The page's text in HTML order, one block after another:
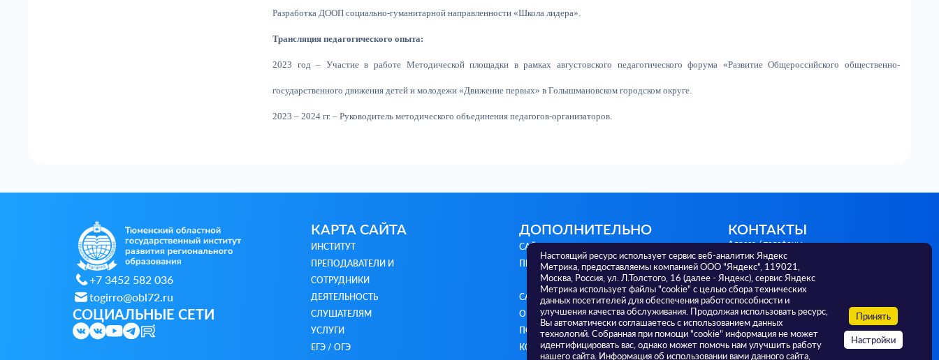
Разработка ДООП социально-гуманитарной направленности «Школа лидера».
Трансляция педагогического опыта:
2023 год – Участие в работе Методической площадки в рамках августовского педагогического форума «Развитие Общероссийского общественно-
государственного движения детей и молодежи «Движение первых» в Голышмановском городском округе.
2023 – 2024 гг. – Руководитель методического объединения педагогов-организаторов.
+7 3452 582 036
togirro@obl72.ru
СОЦИАЛЬНЫЕ СЕТИ
КАРТА САЙТА
ИНСТИТУТ
ПРЕПОДАВАТЕЛИ И
СОТРУДНИКИ
ДЕЯТЕЛЬНОСТЬ
СЛУШАТЕЛЯМ
УСЛУГИ
ЕГЭ / ОГЭ
ДОПОЛНИТЕЛЬНО
САЙТ МИНИСТЕРСТВА
ПРОСВЕЩЕНИЯ РФ
САЙТ МИНИСТЕРСТВА
ОБРАЗОВАНИЯ И НАУКИ РФ
ПОЛИТИКА
КОНФИДЕНЦИАЛЬНОСТИ
КОНТАКТЫ
Адреса / телефоны
г. Тюмень, ул. Советская 56,
625000; +7 3452 582 036
г. Тюмень, ул. Малыгина, 73,
625000; +7 3452 393 174
г. Тюмень, ул. Ленина, 69А, 625000;
+7 3452 638 116
Настоящий ресурс использует сервис веб-аналитик Яндекс
Метрика, предоставляемы компанией ООО "Яндекс", 119021,
Москва, Россия, ул. Л.Толстого, 16 (далее - Яндекс), сервис Яндекс
Метрика использует файлы "cookie" с целью сбора технических
данных посетителей для обеспечения работоспособности и
улучшения качества обслуживания. Продолжая использовать ресурс,
Вы автоматически соглашаетесь с использованием данных
технологий. Собранная при помощи "cookie" информация не может
идентифицировать вас, однако может помочь нам улучшить работу
нашего сайта. Информация об использовании вами данного сайта,
Принять
Настройки